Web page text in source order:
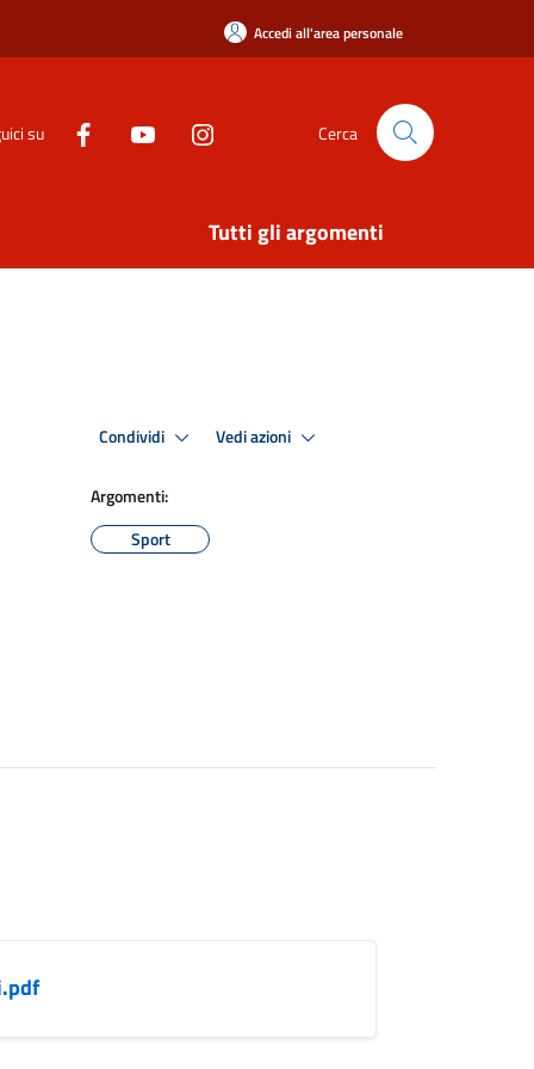
Accedi all'area personale
su Cerca
Tutti gli argomenti
Condividi Vedi azioni
Argomenti:
Sport